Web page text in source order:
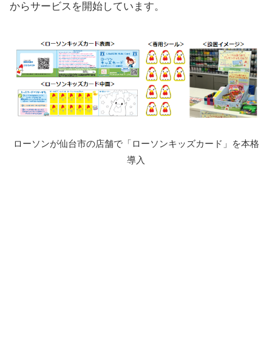
からサービスを開始しています。
ローソンが仙台市の店舗で「ローソンキッズカード」を本格
導入